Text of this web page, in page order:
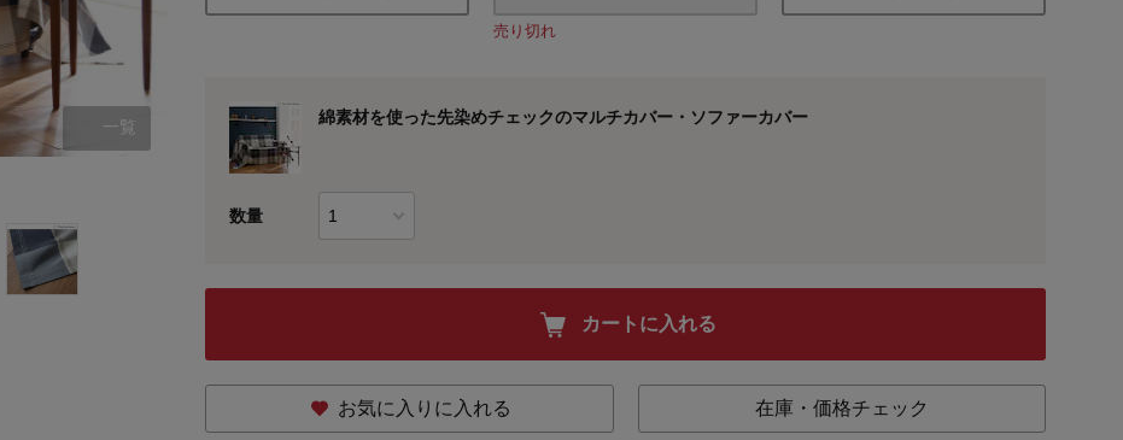
一覧
売り切れ
綿素材を使った先染めチェックのマルチカバー・ソファーカバー
数量
カートに入れる
お気に入りに入れる 在庫・価格チェック